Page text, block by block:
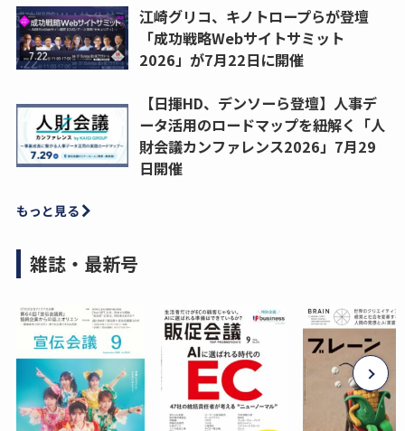
江崎グリコ、キノトロープらが登壇
「成功戦略Webサイトサミット
2026」が7月22日に開催
【日揮HD、デンソーら登壇】人事デ
ータ活用のロードマップを紐解く「人
財会議カンファレンス2026」7月29
日開催
もっと見る
雑誌・最新号